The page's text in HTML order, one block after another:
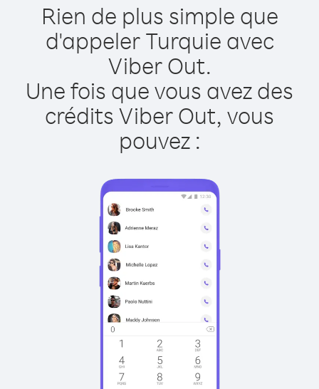
Rien de plus simple que
d'appeler Turquie avec
Viber Out.
Une fois que vous avez des
crédits Viber Out, vous
pouvez :